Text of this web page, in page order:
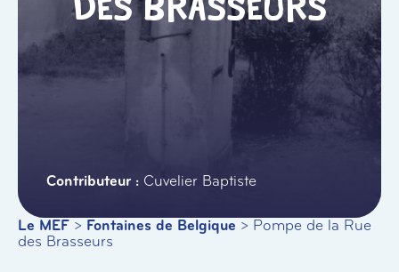
des Brasseurs
Cuvelier Baptiste
Le MEF > Fontaines de Belgique > Pompe de la Rue
des Brasseurs